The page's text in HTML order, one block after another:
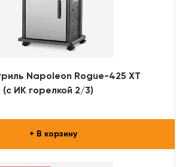
Napoleon Rogue-425 XT
(с ИК горелкой 2/3)
+ В корзину